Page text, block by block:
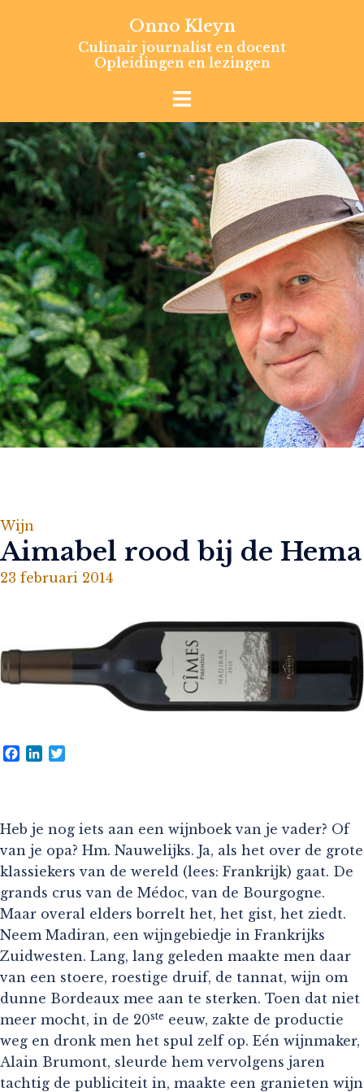
Onno Kleyn
Culinair journalist en docent
Opleidingen en lezingen
Wijn
Aimabel rood bij de Hema
23 februari 2014
Facebook
LinkedIn
Heb je nog iets aan een wijnboek van je vader? Of
van je opa? Hm. Nauwelijks. Ja, als het over de grote
klassiekers van de wereld (lees: Frankrijk) gaat. De
grands crus van de Médoc, van de Bourgogne.
Maar overal elders borrelt het, het gist, het ziedt.
Neem Madiran, een wijngebiedje in Frankrijks
Zuidwesten. Lang, lang geleden maakte men daar
van een stoere, roestige druif, de tannat, wijn om
dunne Bordeaux mee aan te sterken. Toen dat niet
meer mocht, in de 20ste eeuw, zakte de productie
weg en dronk men het spul zelf op. Eén wijnmaker,
Alain Brumont, sleurde hem vervolgens jaren
tachtig de publiciteit in, maakte een granieten wijn